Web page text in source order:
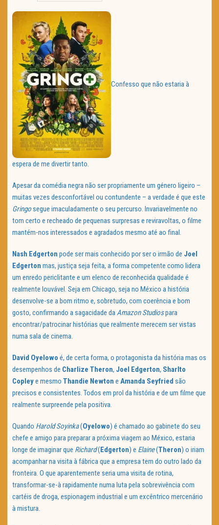
TRAILER DO DIA
Política de Privacidade
Confesso que não estaria à
espera de me divertir tanto.
Apesar da comédia negra não ser propriamente um género ligeiro –
muitas vezes desconfortável ou contundente – a verdade é que este
Gringosegue imaculadamente o seu percurso. Invariavelmente no
tom certo e recheado de pequenas surpresas e reviravoltas, o filme
mantém-nos interessados e agradados mesmo até ao final.
Nash Edgerton pode ser mais conhecido por ser o irmão de Joel
Edgerton mas, justiça seja feita, a forma competente como lidera
um enredo periclitante e um elenco de reconhecida qualidade é
realmente louvável. Seja em Chicago, seja no México a história
desenvolve-se a bom ritmo e, sobretudo, com coerência e bom
gosto, confirmando a sagacidade daAmazon Studiospara
encontrar/patrocinar histórias que realmente merecem ser vistas
numa sala de cinema.
David Oyelowo é, de certa forma, o protagonista da história mas os
desempenhos de Charlize Theron, Joel Edgerton, Sharlto
Copleye mesmo Thandie Newton e Amanda Seyfried são
precisos e consistentes. Todos em prol da história e de um filme que
realmente surpreende pela positiva.
Quando Harold Soyinka(Oyelowo) é chamado ao gabinete do seu
chefe e amigo para preparar a próxima viagem ao México, estaria
longe de imaginar que Richard(Edgerton) e Elaine(Theron) o iriam
acompanhar na visita à fábrica que a empresa tem do outro lado da
fronteira. O que aparentemente seria uma visita de rotina,
transformar-se-à rapidamente numa luta pela sobrevivência com
cartéis de droga, espionagem industrial e um excêntrico mercenário
à mistura.